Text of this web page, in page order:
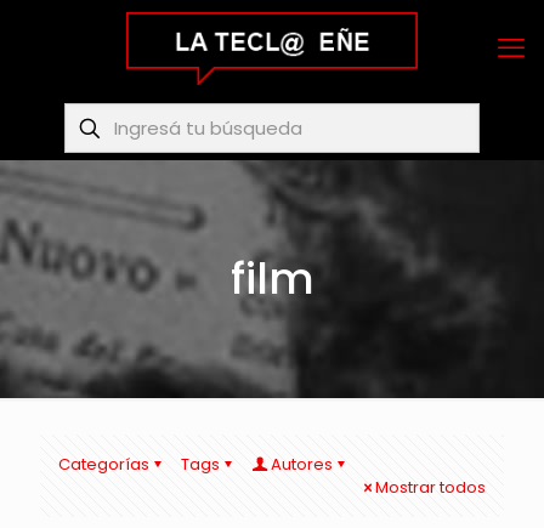
film
Categorías Tags
Autores
Mostrar todos